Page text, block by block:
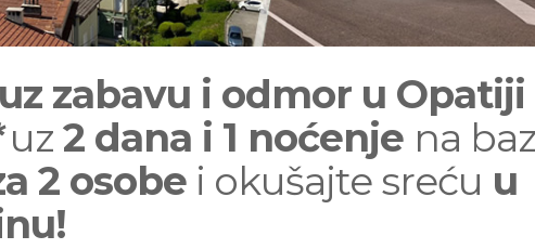
zabavu i odmor u Opatiji
uz 2 dana i 1 noćenje na
2 osobe i okušajte sreću u